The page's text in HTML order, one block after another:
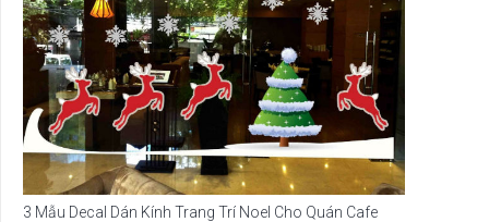
3 Mẫu Decal Dán Kính Trang Trí Noel Cho Quán Cafe